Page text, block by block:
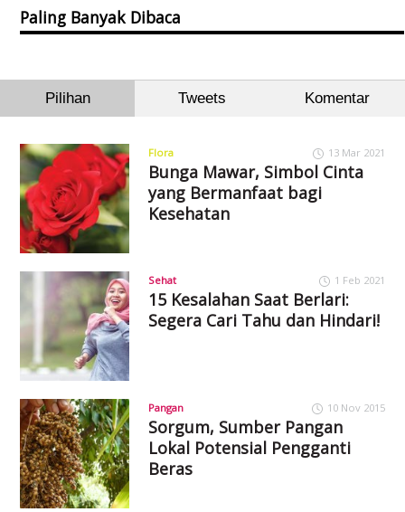
Paling Banyak Dibaca
Pilihan Tweets Komentar
Flora 13 Mar 2021
Bunga Mawar, Simbol Cinta
yang Bermanfaat bagi
Kesehatan
Sehat 1 Feb 2021
15 Kesalahan Saat Berlari:
Segera Cari Tahu dan Hindari!
Pangan 10 Nov 2015
Sorgum, Sumber Pangan
Lokal Potensial Pengganti
Beras